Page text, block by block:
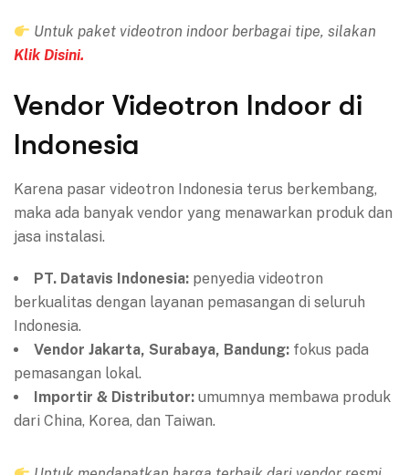
Untuk paket videotron indoor berbagai tipe, silakan
Klik Disini.
Vendor Videotron Indoor di
Indonesia
Karena pasar videotron Indonesia terus berkembang,
maka ada banyak vendor yang menawarkan produk dan
jasa instalasi.
PT. Datavis Indonesia: penyedia videotron
berkualitas dengan layanan pemasangan di seluruh
Indonesia.
Vendor Jakarta, Surabaya, Bandung: fokus pada
pemasangan lokal.
Importir & Distributor: umumnya membawa produk
dari China, Korea, dan Taiwan.